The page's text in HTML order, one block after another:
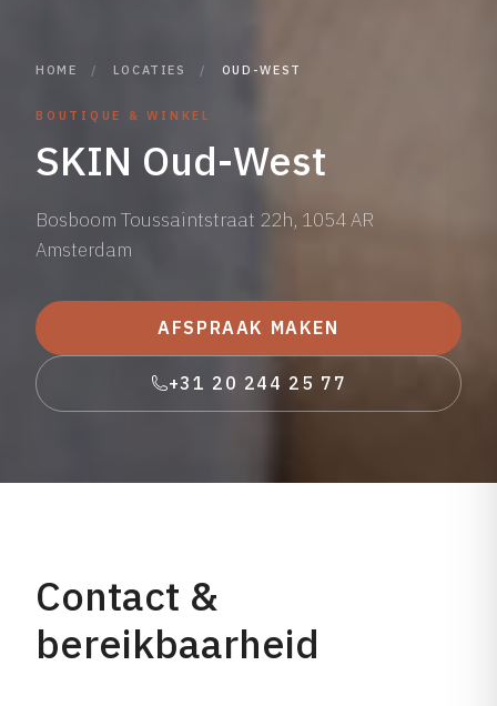
HOME / LOCATIES / OUD-WEST
BOUTIQUE & WINKEL
SKIN Oud-West
Bosboom Toussaintstraat 22h, 1054 AR
Amsterdam
AFSPRAAK MAKEN
+31 20 244 25 77
Contact &
bereikbaarheid